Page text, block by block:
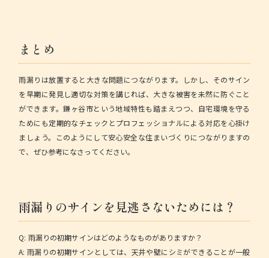
まとめ
雨漏りは放置すると大きな問題につながります。しかし、そのサイン
を早期に発見し適切な対策を講じれば、大きな被害を未然に防ぐこと
ができます。鎌ヶ谷市という地域特性も踏まえつつ、自宅環境を守る
ためにも定期的なチェックとプロフェッショナルによる対応を心掛け
ましょう。このようにして安心安全な住まいづくりにつながりますの
で、ぜひ参考になさってください。
雨漏りのサインを見逃さないためには？
Q: 雨漏りの初期サインはどのようなものがありますか？
A: 雨漏りの初期サインとしては、天井や壁にシミができることが一般